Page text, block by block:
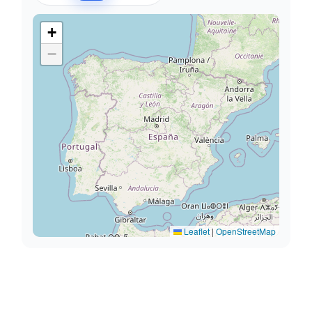
+
−
Leaflet | OpenStreetMap